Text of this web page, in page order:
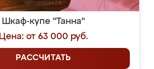
Шкаф-купе "Танна"
Цена: от 63 000 руб.
РАССЧИТАТЬ